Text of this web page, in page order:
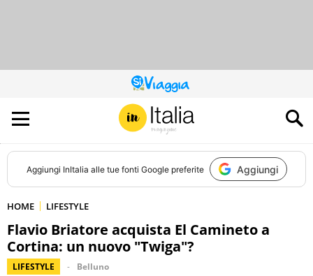
QUESTO
SITO
CONTRIBUISCE
ALL’AUDIENCE
DI
Aggiungi InItalia alle tue fonti Google preferite Aggiungi
HOME LIFESTYLE
Flavio Briatore acquista El Camineto a
Cortina: un nuovo "Twiga"?
LIFESTYLE Belluno